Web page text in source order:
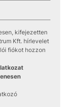
kifejezetten
Kft. hírlevelet
fiókot hozzon